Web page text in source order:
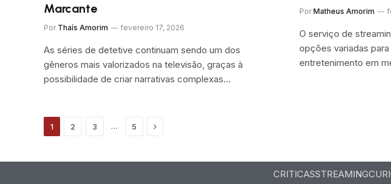
Marcante
Por Thaís Amorim fevereiro 17, 2026
As séries de detetive continuam sendo um dos
gêneros mais valorizados na televisão, graças à
possibilidade de criar narrativas complexas…
Por Matheus Amorim
O serviço de
opções variadas
entretenimento em
1 2 3 … 5 Próximo
CRITICASSTREAMING